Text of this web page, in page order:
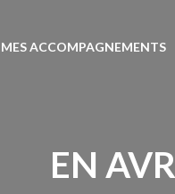
MES ACCOMPAGNEMENTS
EN